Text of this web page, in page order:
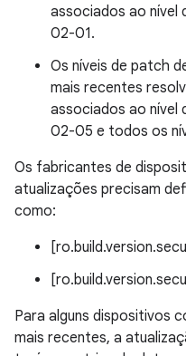
associados ao nível
02-01.
Os níveis de patch
mais recentes
associados ao nível
02-05 e todos os
Os fabricantes de
atualizações precisam
como:
Para alguns dispositivos
mais recentes, a